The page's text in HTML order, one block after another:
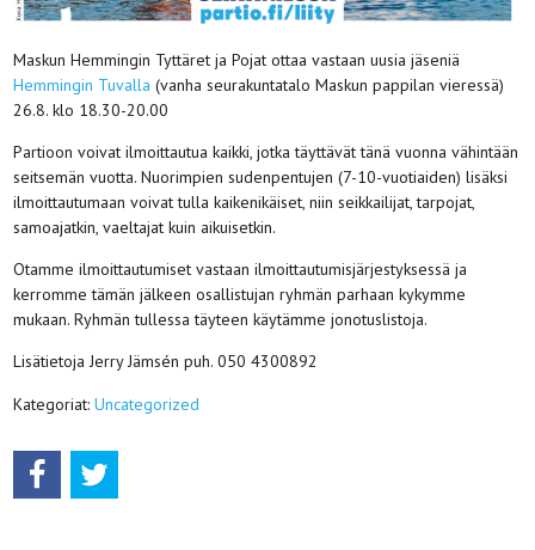
Maskun Hemmingin Tyttäret ja Pojat ottaa vastaan uusia jäseniä
Hemmingin Tuvalla (vanha seurakuntatalo Maskun pappilan vieressä)
26.8. klo 18.30-20.00
Partioon voivat ilmoittautua kaikki, jotka täyttävät tänä vuonna vähintään
seitsemän vuotta. Nuorimpien sudenpentujen (7-10-vuotiaiden) lisäksi
ilmoittautumaan voivat tulla kaikenikäiset, niin seikkailijat, tarpojat,
samoajatkin, vaeltajat kuin aikuisetkin.
Otamme ilmoittautumiset vastaan ilmoittautumisjärjestyksessä ja
kerromme tämän jälkeen osallistujan ryhmän parhaan kykymme
mukaan. Ryhmän tullessa täyteen käytämme jonotuslistoja.
Lisätietoja Jerry Jämsén puh. 050 4300892
Kategoriat:Uncategorized